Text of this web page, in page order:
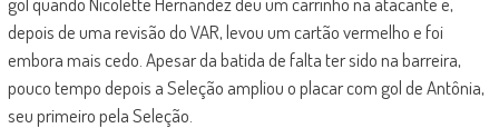
depois de uma revisão do VAR, levou um cartão vermelho e foi
embora mais cedo. Apesar da batida de falta ter sido na barreira,
pouco tempo depois a Seleção ampliou o placar com gol de Antônia,
seu primeiro pela Seleção.